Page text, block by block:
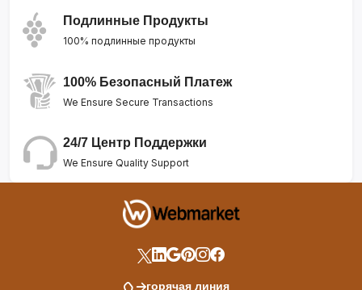
Подлинные Продукты
100% подлинные продукты
100% Безопасный Платеж
We Ensure Secure Transactions
24/7 Центр Поддержки
We Ensure Quality Support
горячая линия